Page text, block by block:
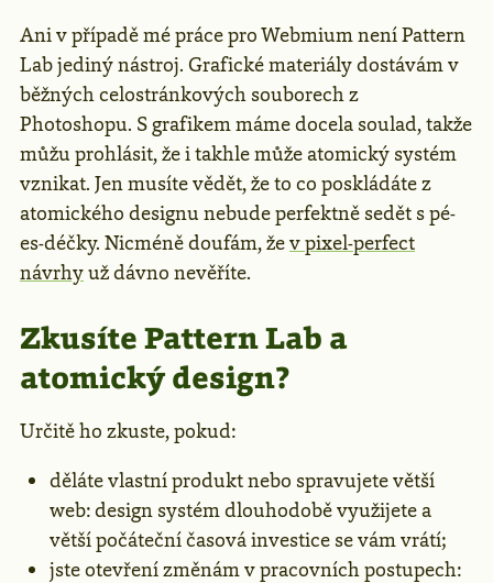
Ani v případě mé práce pro Webmium není Pattern
Lab jediný nástroj. Grafické materiály dostávám v
běžných celostránkových souborech z
Photoshopu. S grafikem máme docela soulad, takže
můžu prohlásit, že i takhle může atomický systém
vznikat. Jen musíte vědět, že to co poskládáte z
atomického designu nebude perfektně sedět s pé-
es-déčky. Nicméně doufám, žev pixel-perfect
návrhyuž dávno nevěříte.
Zkusíte Pattern Lab a
atomický design?
Určitě ho zkuste, pokud:
děláte vlastní produkt nebo spravujete větší
web: design systém dlouhodobě využijete a
větší počáteční časová investice se vám vrátí;
jste otevření změnám v pracovních postupech: